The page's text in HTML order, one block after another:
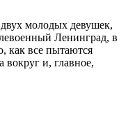
молодых девушек,
Ленинград, в
как все пытаются
и, главное,